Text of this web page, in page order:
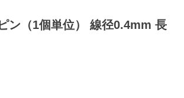
ン（1個単位） 線径0.4mm 長